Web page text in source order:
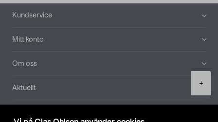
+
Sidfot
Kundservice
Mitt konto
Om oss
Aktuellt